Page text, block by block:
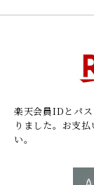
楽天会員IDとパ
りました。 お支払
い。